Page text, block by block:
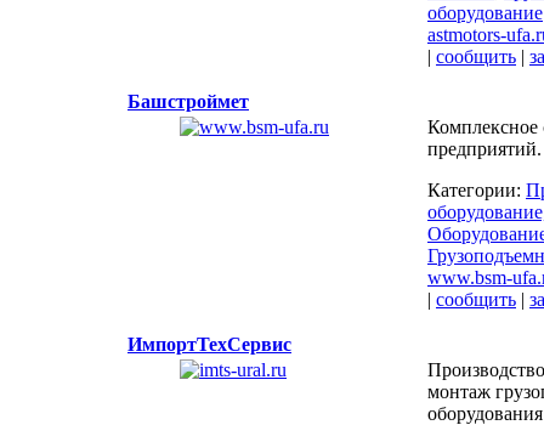
оборудование
astmotors-
| сообщить |
Башстроймет
Комплексное
предприятий.
Категории:
www.bsm-
| сообщить |
ИмпортТехСервис
монтаж